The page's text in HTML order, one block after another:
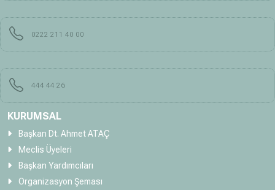
0222 211 40 00
444 44 26
KURUMSAL
Başkan Dt. Ahmet ATAÇ
Meclis Üyeleri
Başkan Yardımcıları
Organizasyon Şeması